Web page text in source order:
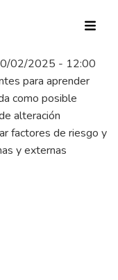
02/2025 - 12:00
para aprender
como posible
alteración
factores de riesgo y
y externas